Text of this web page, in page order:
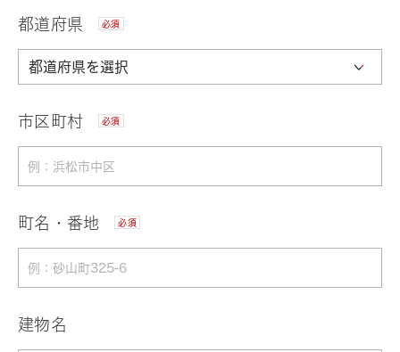
都道府県 必須
市区町村 必須
町名・番地 必須
建物名